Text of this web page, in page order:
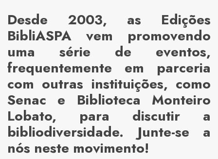
Desde 2003, as Edições
BibliASPA vem promovendo
uma série de eventos,
frequentemente em parceria
com outras instituições, como
Senac e Biblioteca Monteiro
Lobato, para discutir a
bibliodiversidade. Junte-se a
nós neste movimento!